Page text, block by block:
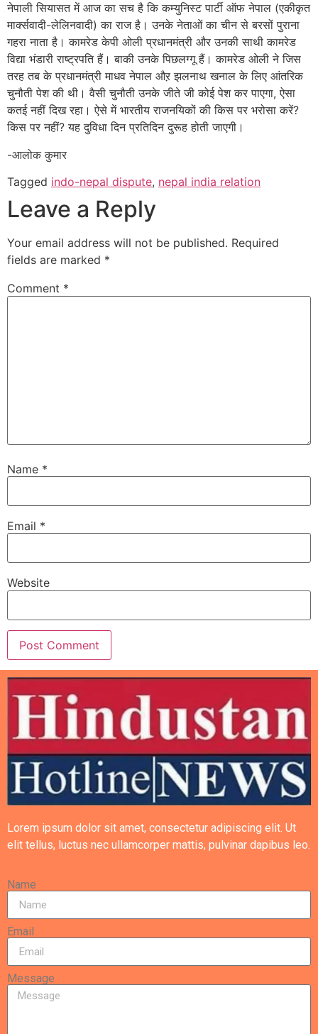
नेपाली सियासत में आज का सच है कि कम्युनिस्ट पार्टी ऑफ नेपाल (एकीकृत
मार्क्सवादी-लेलिनवादी) का राज है। उनके नेताओं का चीन से बरसों पुराना
गहरा नाता है। कामरेड केपी ओली प्रधानमंत्री और उनकी साथी कामरेड
विद्या भंडारी राष्ट्रपति हैं। बाकी उनके पिछलग्गू हैं। कामरेड ओली ने जिस
तरह तब के प्रधानमंत्री माधव नेपाल औऱ झलनाथ खनाल के लिए आंतरिक
चुनौती पेश की थी। वैसी चुनौती उनके जीते जी कोई पेश कर पाएगा, ऐसा
कतई नहीं दिख रहा। ऐसे में भारतीय राजनयिकों की किस पर भरोसा करें?
किस पर नहीं? यह दुविधा दिन प्रतिदिन दुरूह होती जाएगी।
-आलोक कुमार
Tagged indo-nepal dispute, nepal india relation
Leave a Reply
Your email address will not be published. Required
fields are marked *
Comment *
Name *
Email *
Website
Lorem ipsum dolor sit amet, consectetur adipiscing elit. Ut
elit tellus, luctus nec ullamcorper mattis, pulvinar dapibus leo.
Name
Email
Message